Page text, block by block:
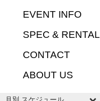
EVENT INFO
SPEC & RENTAL
CONTACT
ABOUT US